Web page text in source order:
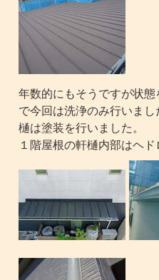
年数的にもそうですが状
で今回は洗浄のみ行いまし
樋は塗装を行いました。
１階屋根の軒樋内部はヘド